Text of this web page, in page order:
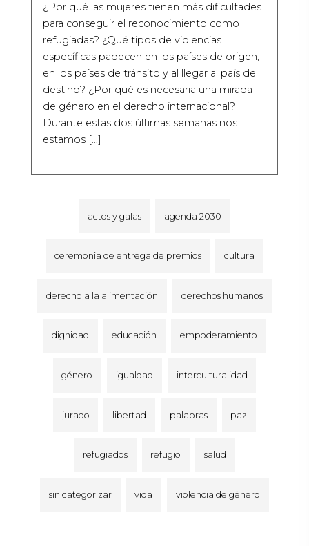
¿Por qué las mujeres tienen más dificultades
para conseguir el reconocimiento como
refugiadas? ¿Qué tipos de violencias
específicas padecen en los países de origen,
en los países de tránsito y al llegar al país de
destino? ¿Por qué es necesaria una mirada
de género en el derecho internacional?
Durante estas dos últimas semanas nos
estamos […]
actos y galas agenda 2030
ceremonia de entrega de premios cultura
derecho a la alimentación derechos humanos
dignidad educación empoderamiento
género igualdad interculturalidad
jurado libertad palabras paz
refugiados refugio salud
sin categorizar vida violencia de género